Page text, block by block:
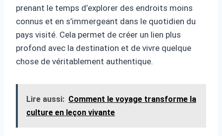
prenant le temps d’explorer des endroits moins
connus et en s’immergeant dans le quotidien du
pays visité. Cela permet de créer un lien plus
profond avec la destination et de vivre quelque
chose de véritablement authentique.
Lire aussi: Comment le voyage transforme la
culture en leçon vivante